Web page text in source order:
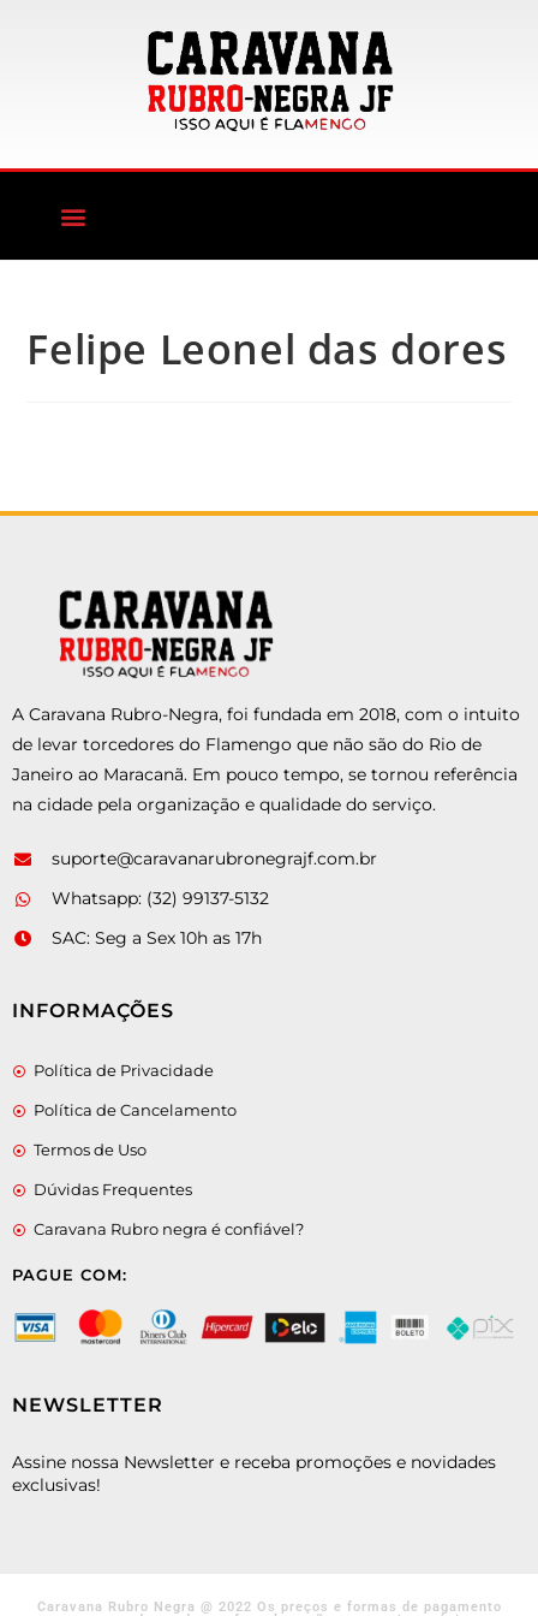
Felipe Leonel das dores
A Caravana Rubro-Negra, foi fundada em 2018, com o intuito
de levar torcedores do Flamengo que não são do Rio de
Janeiro ao Maracanã. Em pouco tempo, se tornou referência
na cidade pela organização e qualidade do serviço.
suporte@caravanarubronegrajf.com.br
Whatsapp: (32) 99137-5132
SAC: Seg a Sex 10h as 17h
INFORMAÇÕES
Política de Privacidade
Política de Cancelamento
Termos de Uso
Dúvidas Frequentes
Caravana Rubro negra é confiável?
PAGUE COM:
NEWSLETTER
Assine nossa Newsletter e receba promoções e novidades
exclusivas!
Caravana Rubro Negra @ 2022 Os preços e formas de pagamento